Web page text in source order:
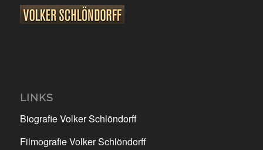
LINKS
Biografie Volker Schlöndorff
Filmografie Volker Schlöndorff